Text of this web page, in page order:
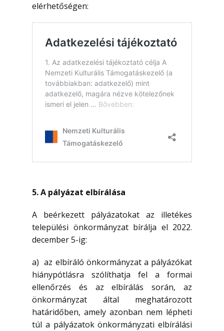
elérhetőségen:
5. A pályázat elbírálása
A beérkezett pályázatokat az illetékes
települési önkormányzat bírálja el 2022.
december 5-ig:
a) az elbíráló önkormányzat a pályázókat
hiánypótlásra szólíthatja fel a formai
ellenőrzés és az elbírálás során, az
önkormányzat által meghatározott
határidőben, amely azonban nem lépheti
túl a pályázatok önkormányzati elbírálási